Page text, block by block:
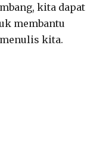
kita dapat
membantu
kita.